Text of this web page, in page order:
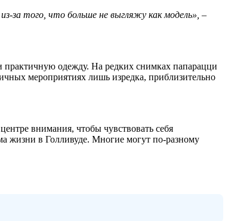
за того, что больше не выгляжу как модель», –
практичную одежду. На редких снимках папарацци
мероприятиях лишь изредка, приблизительно
внимания, чтобы чувствовать себя
жизни в Голливуде. Многие могут по-разному